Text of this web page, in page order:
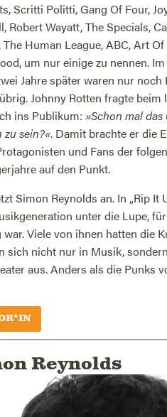
Scritti Politti, Gang Of Four,
Robert Wayatt, The Specials,
Human League, ABC, Art
um nur einige zu nennen.
Jahre später waren nur
Johnny Rotten fragte beim
ins Publikum: »Schon mal
zu sein?«. Damit brachte er die
und Fans der
auf den Punkt.
Simon Reynolds an. In „Rip
unter die Lupe,
war. Viele von ihnen hatten die
sich nicht nur in Musik,
aus. Anders als die Punks
Reynolds